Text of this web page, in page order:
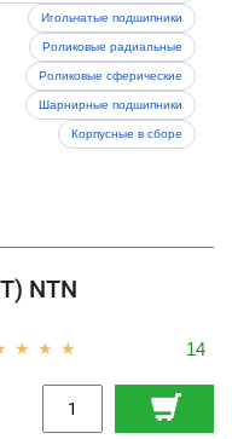
Игольчатые подшипники
Роликовые радиальные
Роликовые сферические
Шарнирные подшипники
Корпусные в сборе
NTN
14